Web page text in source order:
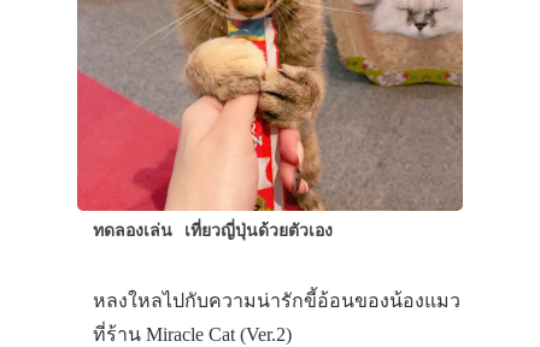
ทดลองเล่น เที่ยวญี่ปุ่นด้วยตัวเอง
หลงใหลไปกับความน่ารักขี้อ้อนของน้องแมว
ที่ร้าน Miracle Cat (Ver.2)